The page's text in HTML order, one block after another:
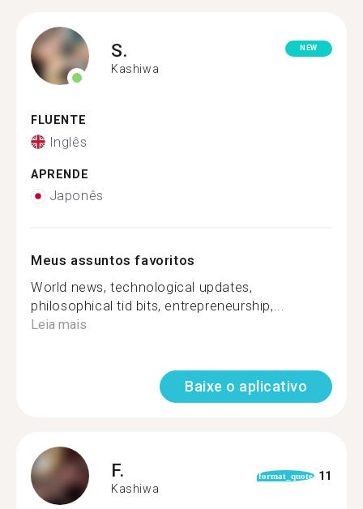
S.
Kashiwa
NEW
FLUENTE
Inglês
APRENDE
Japonês
Meus assuntos favoritos
World news, technological updates,
philosophical tid bits, entrepreneurship,...
Leia mais
Baixe o aplicativo
F.
Kashiwa
format_quote 11